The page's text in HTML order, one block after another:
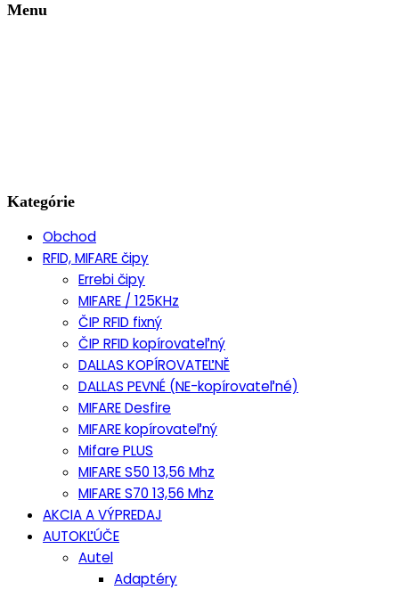
Menu
Kategórie
Obchod
RFID, MIFARE čipy
Errebi čipy
MIFARE / 125KHz
ČIP RFID fixný
ČIP RFID kopírovateľný
DALLAS KOPÍROVATEĽNĚ
DALLAS PEVNÉ (NE-kopírovateľné)
MIFARE Desfire
MIFARE kopírovateľný
Mifare PLUS
MIFARE S50 13,56 Mhz
MIFARE S70 13,56 Mhz
AKCIA A VÝPREDAJ
AUTOKĽÚČE
Autel
Adaptéry